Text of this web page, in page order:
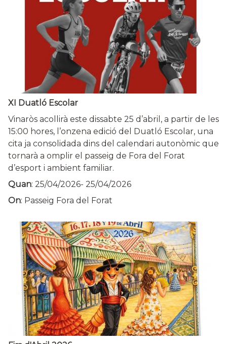
XI Duatló Escolar
Vinaròs acollirà este dissabte 25 d’abril, a partir de les
15:00 hores, l’onzena edició del Duatló Escolar, una
cita ja consolidada dins del calendari autonòmic que
tornarà a omplir el passeig de Fora del Forat
d’esport i ambient familiar.
Quan: 25/04/2026- 25/04/2026
On: Passeig Fora del Forat